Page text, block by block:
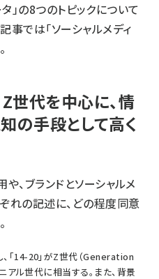
タ」の8つのトピックについて
事では「ソーシャルメディ
Z世代を中心に、情
の手段として高く
、ブランドとソーシャルメ
れの記述に、どの程度同意
「14-20」がZ世代（Generation
アル世代に相当する。また、背景